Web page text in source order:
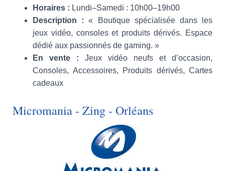
Horaires : Lundi–Samedi : 10h00–19h00
Description : « Boutique spécialisée dans les
jeux vidéo, consoles et produits dérivés. Espace
dédié aux passionnés de gaming. »
En vente : Jeux vidéo neufs et d’occasion,
Consoles, Accessoires, Produits dérivés, Cartes
cadeaux
Micromania - Zing - Orléans